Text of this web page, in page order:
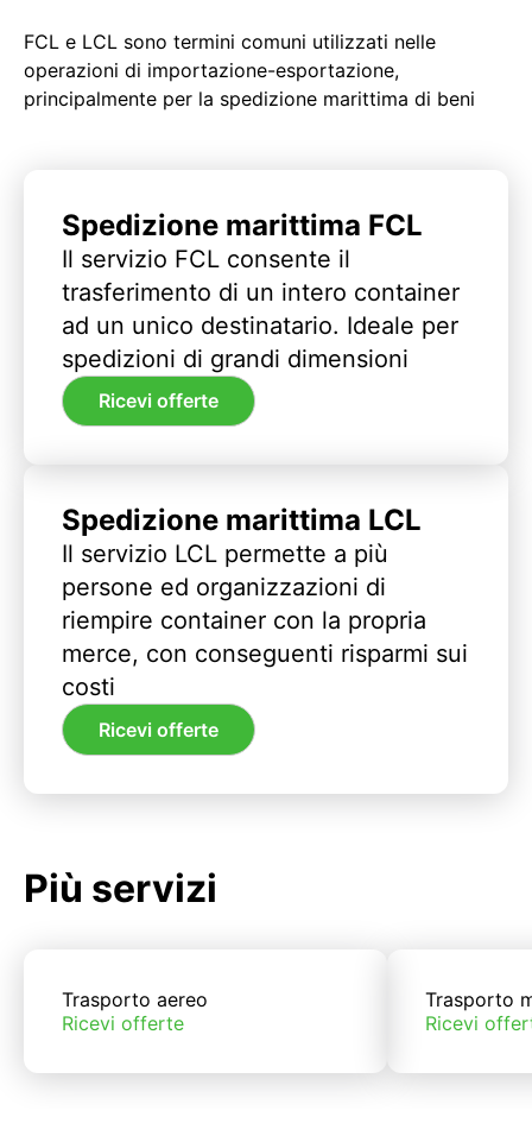
FCL e LCL sono termini comuni utilizzati nelle
operazioni di importazione-esportazione,
principalmente per la spedizione marittima di beni
Spedizione marittima FCL
Il servizio FCL consente il
trasferimento di un intero container
ad un unico destinatario. Ideale per
spedizioni di grandi dimensioni
Ricevi offerte
Spedizione marittima LCL
Il servizio LCL permette a più
persone ed organizzazioni di
riempire container con la propria
merce, con conseguenti risparmi sui
costi
Ricevi offerte
Più servizi
Trasporto aereo
Ricevi offerte
Trasporto
Ricevi